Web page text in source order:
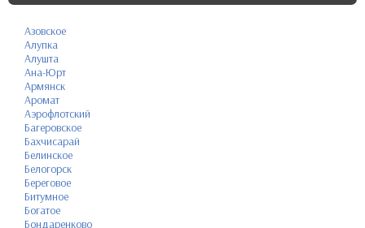
Азовское
Алупка
Алушта
Ана-Юрт
Армянск
Аромат
Аэрофлотский
Багеровское
Бахчисарай
Белинское
Белогорск
Береговое
Битумное
Богатое
Бондаренково